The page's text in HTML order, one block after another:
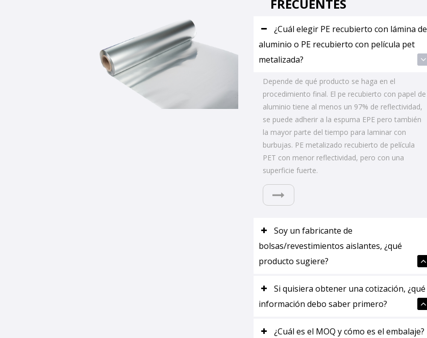
FRECUENTES
¿Cuál elegir PE recubierto con lámina de
aluminio o PE recubierto con película pet
metalizada?
Depende de qué producto se haga en el
procedimiento final. El pe recubierto con papel de
aluminio tiene al menos un 97% de reflectividad,
se puede adherir a la espuma EPE pero también
la mayor parte del tiempo para laminar con
burbujas. PE metalizado recubierto de película
PET con menor reflectividad, pero con una
superficie fuerte.
Soy un fabricante de
bolsas/revestimientos aislantes, ¿qué
producto sugiere?
Si quisiera obtener una cotización, ¿qué
información debo saber primero?
¿Cuál es el MOQ y cómo es el embalaje?